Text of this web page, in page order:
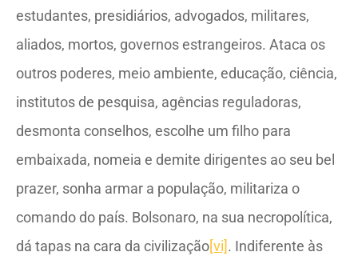
estudantes, presidiários, advogados, militares,
aliados, mortos, governos estrangeiros. Ataca os
outros poderes, meio ambiente, educação, ciência,
institutos de pesquisa, agências reguladoras,
desmonta conselhos, escolhe um filho para
embaixada, nomeia e demite dirigentes ao seu bel
prazer, sonha armar a população, militariza o
comando do país. Bolsonaro, na sua necropolítica,
dá tapas na cara da civilização[vi]. Indiferente às